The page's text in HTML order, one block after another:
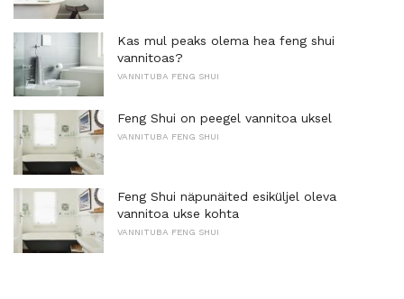
Kas mul peaks olema hea feng shui
vannitoas?
VANNITUBA FENG SHUI
Feng Shui on peegel vannitoa uksel
VANNITUBA FENG SHUI
Feng Shui näpunäited esiküljel oleva
vannitoa ukse kohta
VANNITUBA FENG SHUI